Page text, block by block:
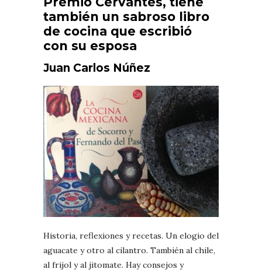
también un sabroso libro
de cocina que escribió
con su esposa
Juan Carlos Núñez
Historia, reflexiones y recetas. Un elogio del
aguacate y otro al cilantro. También al chile,
al frijol y al jitomate. Hay consejos y